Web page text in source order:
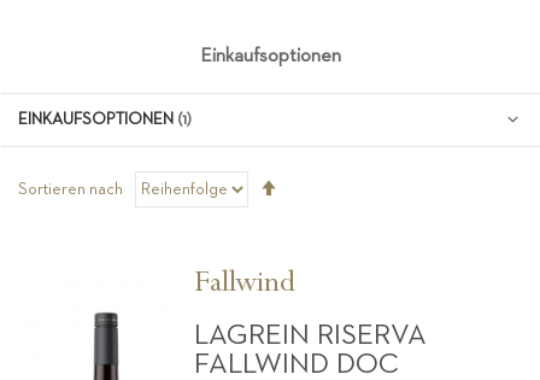
Sortieren nach
Fallwind
LAGREIN RISERVA
FALLWIND DOC
Einkaufsoptionen
EINKAUFSOPTIONEN